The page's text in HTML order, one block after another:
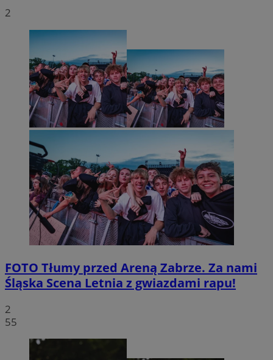
2
FOTO Tłumy przed Areną Zabrze. Za nami
Śląska Scena Letnia z gwiazdami rapu!
2
55